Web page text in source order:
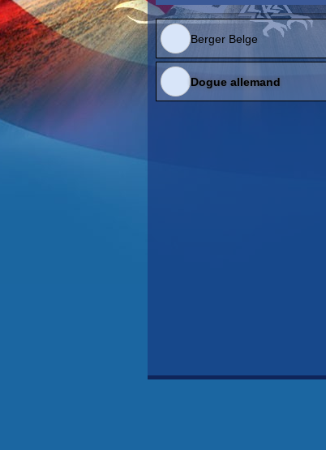
Berger Belge
Dogue allemand